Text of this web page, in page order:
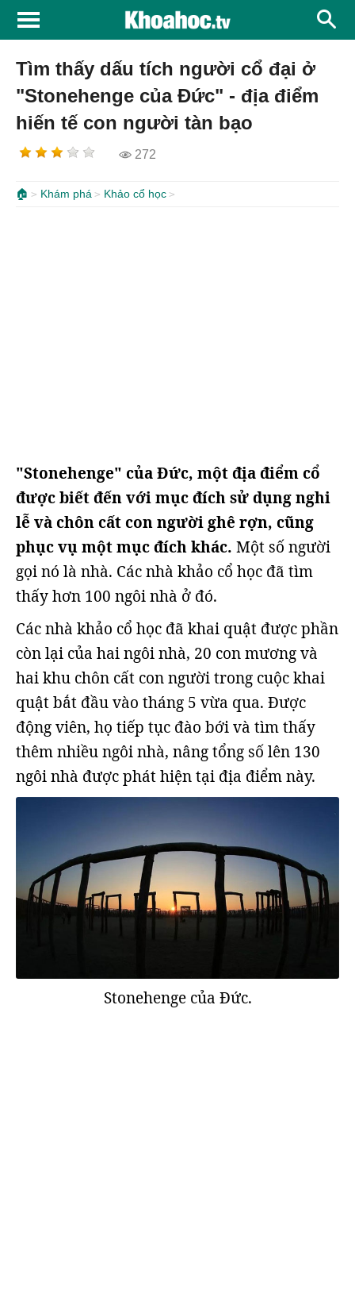
Tìm thấy dấu tích người cổ đại ở
"Stonehenge của Đức" - địa điểm
hiến tế con người tàn bạo
272
🏠 Khám phá Khảo cổ học
"Stonehenge" của Đức, một địa điểm cổ
được biết đến với mục đích sử dụng nghi
lễ và chôn cất con người ghê rợn, cũng
phục vụ một mục đích khác. Một số người
gọi nó là nhà. Các nhà khảo cổ học đã tìm
thấy hơn 100 ngôi nhà ở đó.
Các nhà khảo cổ học đã khai quật được phần
còn lại của hai ngôi nhà, 20 con mương và
hai khu chôn cất con người trong cuộc khai
quật bắt đầu vào tháng 5 vừa qua. Được
động viên, họ tiếp tục đào bới và tìm thấy
thêm nhiều ngôi nhà, nâng tổng số lên 130
ngôi nhà được phát hiện tại địa điểm này.
Stonehenge của Đức.